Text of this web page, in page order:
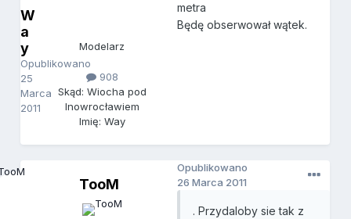
W
a
y
Opublikowano
25
Marca
2011
Modelarz
908
Skąd: Wiocha pod
Inowrocławiem
Imię: Way
metra
Będę obserwował wątek.
TooM
Opublikowano
26 Marca 2011
. Przydaloby sie tak z